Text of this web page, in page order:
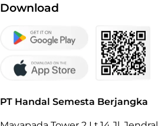
Download
PT Handal Semesta Berjangka